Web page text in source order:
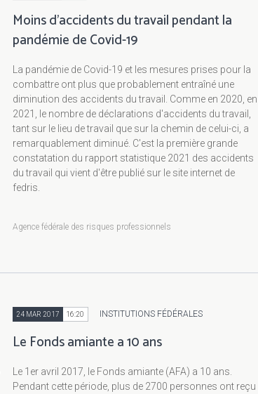
Moins d'accidents du travail pendant la
pandémie de Covid-19
La pandémie de Covid-19 et les mesures prises pour la
combattre ont plus que probablement entraîné une
diminution des accidents du travail. Comme en 2020, en
2021, le nombre de déclarations d'accidents du travail,
tant sur le lieu de travail que sur la chemin de celui-ci, a
remarquablement diminué. C'est la première grande
constatation du rapport statistique 2021 des accidents
du travail qui vient d'être publié sur le site internet de
fedris.
Agence fédérale des risques professionnels
24 MAR 2017 16:20 INSTITUTIONS FÉDÉRALES
Le Fonds amiante a 10 ans
Le 1er avril 2017, le Fonds amiante (AFA) a 10 ans.
Pendant cette période, plus de 2700 personnes ont reçu